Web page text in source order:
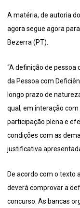
A matéria, de autoria
agora segue agora
Bezerra (PT).
“A definição de
da Pessoa com
longo prazo de
qual, em interação
participação plena e
condições com as
justificativa
De acordo com o texto
deverá comprovar a
concurso. As bancas